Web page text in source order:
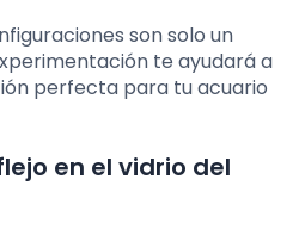
son solo un
te ayudará a
perfecta para tu acuario
en el vidrio del